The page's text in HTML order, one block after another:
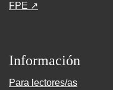
FPE ↗
Información
Para lectores/as